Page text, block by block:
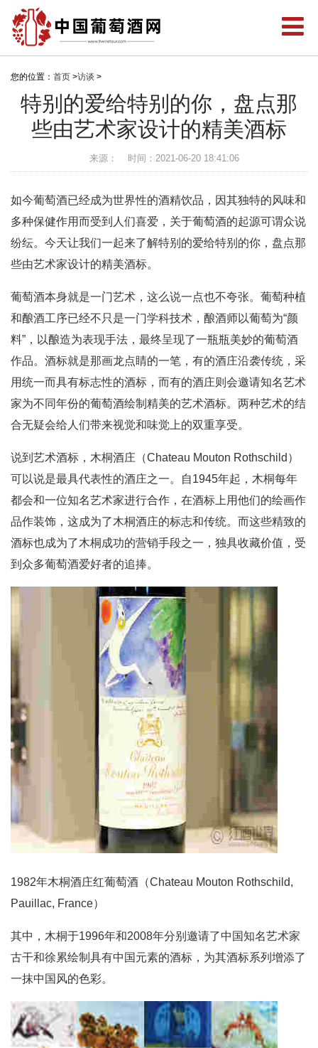
您的位置： 首页 >访谈 >
特别的爱给特别的你，盘点那
些由艺术家设计的精美酒标
来源： 时间：2021-06-20 18:41:06
如今葡萄酒已经成为世界性的酒精饮品，因其独特的风味和
多种保健作用而受到人们喜爱，关于葡萄酒的起源可谓众说
纷纭。今天让我们一起来了解特别的爱给特别的你，盘点那
些由艺术家设计的精美酒标。
葡萄酒本身就是一门艺术，这么说一点也不夸张。葡萄种植
和酿酒工序已经不只是一门学科技术，酿酒师以葡萄为“颜
料”，以酿造为表现手法，最终呈现了一瓶瓶美妙的葡萄酒
作品。酒标就是那画龙点睛的一笔，有的酒庄沿袭传统，采
用统一而具有标志性的酒标，而有的酒庄则会邀请知名艺术
家为不同年份的葡萄酒绘制精美的艺术酒标。两种艺术的结
合无疑会给人们带来视觉和味觉上的双重享受。
说到艺术酒标，木桐酒庄（Chateau Mouton Rothschild）
可以说是最具代表性的酒庄之一。自1945年起，木桐每年
都会和一位知名艺术家进行合作，在酒标上用他们的绘画作
品作装饰，这成为了木桐酒庄的标志和传统。而这些精致的
酒标也成为了木桐成功的营销手段之一，独具收藏价值，受
到众多葡萄酒爱好者的追捧。
1982年木桐酒庄红葡萄酒（Chateau Mouton Rothschild,
Pauillac, France）
其中，木桐于1996年和2008年分别邀请了中国知名艺术家
古干和徐累绘制具有中国元素的酒标，为其酒标系列增添了
一抹中国风的色彩。